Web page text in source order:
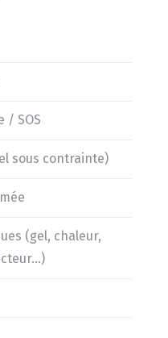
/ SOS
sous contrainte)
(gel, chaleur,